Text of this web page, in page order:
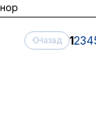
Назад 1234